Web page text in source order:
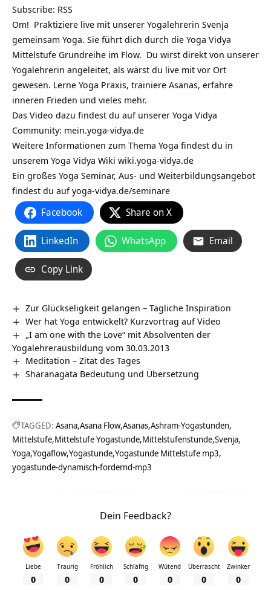
Subscribe: RSS
Om! Praktiziere live mit unserer Yogalehrerin Svenja
gemeinsam Yoga. Sie führt dich durch die Yoga Vidya
Mittelstufe Grundreihe im Flow. Du wirst direkt von unserer
Yogalehrerin angeleitet, als wärst du live mit vor Ort
gewesen. Lerne Yoga Praxis, trainiere Asanas, erfahre
inneren Frieden und vieles mehr.
Das Video dazu findest du auf unserer Yoga Vidya
Community: mein.yoga-vidya.de
Weitere Informationen zum Thema Yoga findest du in
unserem Yoga Vidya Wiki wiki.yoga-vidya.de
Ein großes Yoga Seminar, Aus- und Weiterbildungsangebot
findest du aufyoga-vidya.de/seminare
Facebook Share on X
LinkedIn WhatsApp Email
Copy Link
Zur Glückseligkeit gelangen – Tägliche Inspiration
Wer hat Yoga entwickelt? Kurzvortrag auf Video
„I am one with the Love“ mit Absolventen der
Yogalehrerausbildung vom 30.03.2013
Meditation – Zitat des Tages
Sharanagata Bedeutung und Übersetzung
TAGGED: Asana Asana Flow Asanas Ashram-Yogastunden
Mittelstufe Mittelstufe Yogastunde Mittelstufenstunde Svenja
Yoga Yogaflow Yogastunde Yogastunde Mittelstufe mp3
yogastunde-dynamisch-fordernd-mp3
Dein Feedback?
Liebe
0
Traurig
0
Fröhlich
0
Schläfrig
0
Wütend
0
Überrascht
0
Zwinker
0